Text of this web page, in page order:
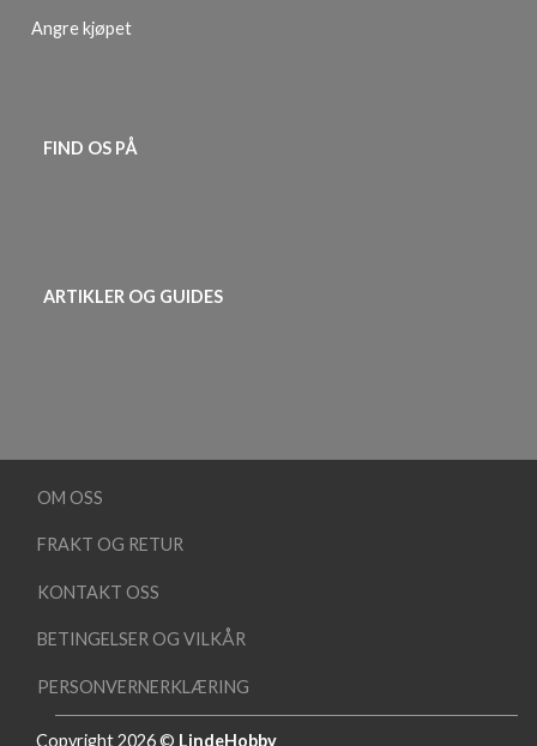
Angre kjøpet
FIND OS PÅ
ARTIKLER OG GUIDES
OM OSS
FRAKT OG RETUR
KONTAKT OSS
BETINGELSER OG VILKÅR
PERSONVERNERKLÆRING
Copyright 2026 © LindeHobby